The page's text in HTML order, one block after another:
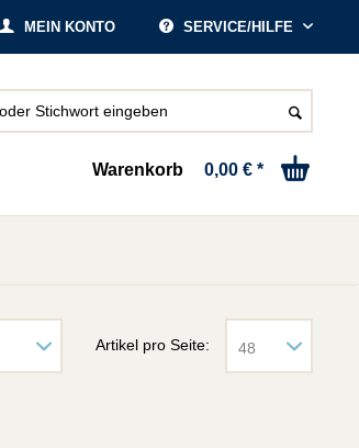
SERVICE/HILFE
MEIN KONTO
Warenkorb 0,00 € *
Artikel pro Seite: